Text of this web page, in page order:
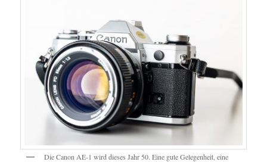
Die Canon AE-1 wird dieses Jahr 50. Eine gute Gelegenheit, eine